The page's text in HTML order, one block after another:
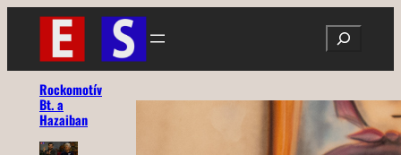
Ugrás
tartalomhoz
Search
Rockomotív
Bt. a
Hazaiban